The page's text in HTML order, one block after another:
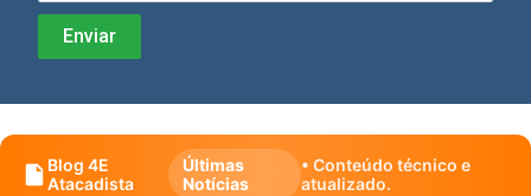
Blog 4E
Atacadista
Últimas
Notícias
• Conteúdo técnico e
atualizado.